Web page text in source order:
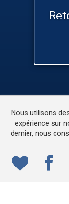
© 2022
Nous utilisons
expérience sur
dernier, nous